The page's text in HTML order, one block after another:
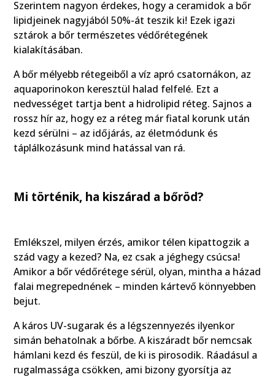
Szerintem nagyon érdekes, hogy a ceramidok a bőr
lipidjeinek nagyjából 50%-át teszik ki! Ezek igazi
sztárok a bőr természetes védőrétegének
kialakításában.
A bőr mélyebb rétegeiből a víz apró csatornákon, az
aquaporinokon keresztül halad felfelé. Ezt a
nedvességet tartja bent a hidrolipid réteg. Sajnos a
rossz hír az, hogy ez a réteg már fiatal korunk után
kezd sérülni – az időjárás, az életmódunk és
táplálkozásunk mind hatással van rá.
Mi történik, ha kiszárad a bőröd?
Emlékszel, milyen érzés, amikor télen kipattogzik a
szád vagy a kezed? Na, ez csak a jéghegy csúcsa!
Amikor a bőr védőrétege sérül, olyan, mintha a házad
falai megrepednének – minden kártevő könnyebben
bejut.
A káros UV-sugarak és a légszennyezés ilyenkor
simán behatolnak a bőrbe. A kiszáradt bőr nemcsak
hámlani kezd és feszül, de ki is pirosodik. Ráadásul a
rugalmassága csökken, ami bizony gyorsítja az